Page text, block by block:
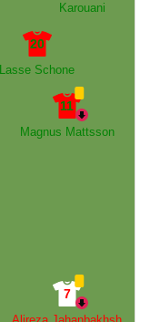
Karouani
20
Lasse Schone
11
Magnus Mattsson
7